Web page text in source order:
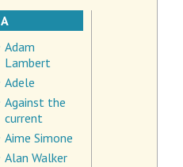
A
Adam
Lambert
Adele
Against the
current
Aime Simone
Alan Walker